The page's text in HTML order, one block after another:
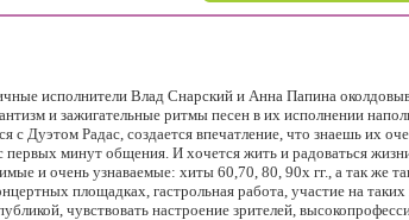
исполнители Влад Снарский и Анна Папина
и зажигательные ритмы песен в их исполнении
с Дуэтом Радас, создается впечатление, что знаешь их
первых минут общения. И хочется жить и радоваться
и очень узнаваемые: хиты 60,70, 80, 90х гг., а так же
площадках, гастрольная работа, участие на
чувствовать настроение зрителей,